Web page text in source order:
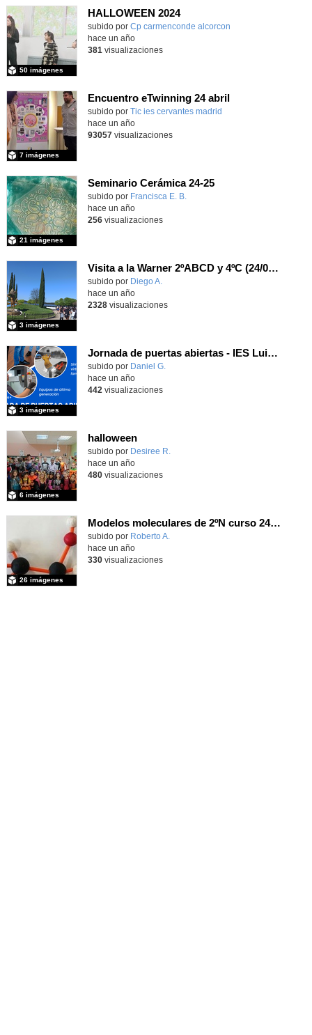
HALLOWEEN 2024
subido por Cp carmenconde alcorcon
50 imágenes
hace un año
381 visualizaciones
Encuentro eTwinning 24 abril
subido por Tic ies cervantes madrid
7 imágenes
hace un año
93057visualizaciones
Seminario Cerámica 24-25
Contenido educativo.
subido por Francisca E. B.
21 imágenes
hace un año
256visualizaciones
Visita a la Warner 2ºABCD y 4ºC (24/04/24)
subido por Diego A.
3 imágenes
hace un año
2328visualizaciones
Jornada de puertas abiertas - IES Luis Vives (Leganés) - 24/04/2025
subido por Daniel G.
3 imágenes
hace un año
442 visualizaciones
halloween
Contenido educativo.
subido por Desiree R.
6 imágenes
hace un año
480visualizaciones
Modelos moleculares de 2ºN curso 24/25
subido por Roberto A.
26 imágenes
hace un año
330visualizaciones